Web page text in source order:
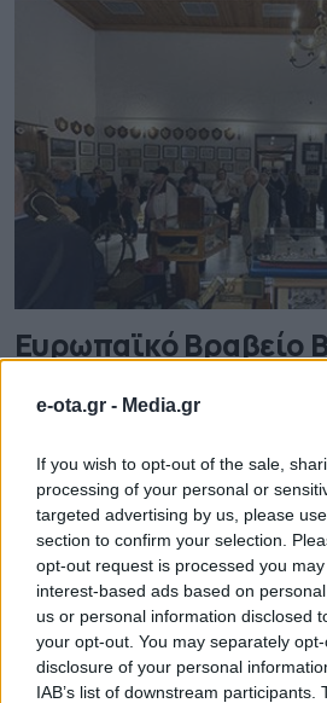
e-ota.gr - Media.gr
If you wish to opt-out of the sale,
processing of your personal or
targeted advertising by us, please
section to confirm your selection.
opt-out request is processed you
interest-based ads based on
us or personal information disclosed
your opt-out. You may separately
disclosure of your personal
IAB’s list of downstream participants.
Ευρωπαϊκό Βραβείο
Μουσείο Ναυτικής &
Παράδοσης Σκιάθου
Το βραβείο του Ευρωπαϊκού
Τουρισμού για το 2024
Ναυτικής και Πολιτιστικής
προορισμός βιώσιμου
κατηγορία της ναυτικής
απονομής θα λάβει χώρα στο
Ιανουαρίου 2025 στις 6μμ. Τα
ECTN «Προορισμός Βιώσιμου
Τουρισμού» έχουν καθιερωθεί
10.01.2025 - 12.22